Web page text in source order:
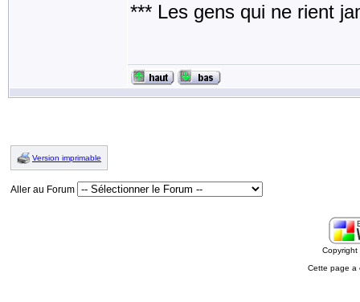
*** Les gens qui ne rient
Version imprimable
Aller au Forum
Cette page a